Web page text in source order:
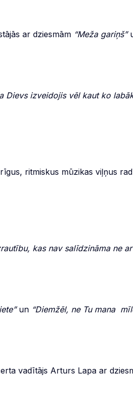
ar dziesmām “Meža gariņš”
Dievs izveidojis vēl kaut ko
ritmiskus mūzikas viļņus
kas nav salīdzināma ne
un “Diemžēl, ne Tu mana
vadītājs Arturs Lapa ar